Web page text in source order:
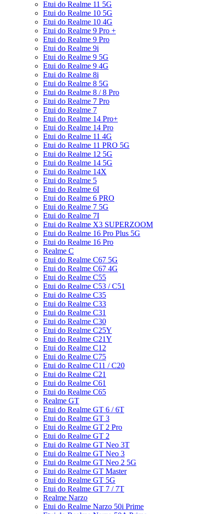
Etui do Realme 11 5G
Etui do Realme 10 5G
Etui do Realme 10 4G
Etui do Realme 9 Pro +
Etui do Realme 9 Pro
Etui do Realme 9i
Etui do Realme 9 5G
Etui do Realme 9 4G
Etui do Realme 8i
Etui do Realme 8 5G
Etui do Realme 8 / 8 Pro
Etui do Realme 7 Pro
Etui do Realme 7
Etui do Realme 14 Pro+
Etui do Realme 14 Pro
Etui do Realme 11 4G
Etui do Realme 11 PRO 5G
Etui do Realme 12 5G
Etui do Realme 14 5G
Etui do Realme 14X
Etui do Realme 5
Etui do Realme 6I
Etui do Realme 6 PRO
Etui do Realme 7 5G
Etui do Realme 7I
Etui do Realme X3 SUPERZOOM
Etui do Realme 16 Pro Plus 5G
Etui do Realme 16 Pro
Realme C
Etui do Realme C67 5G
Etui do Realme C67 4G
Etui do Realme C55
Etui do Realme C53 / C51
Etui do Realme C35
Etui do Realme C33
Etui do Realme C31
Etui do Realme C30
Etui do Realme C25Y
Etui do Realme C21Y
Etui do Realme C12
Etui do Realme C75
Etui do Realme C11 / C20
Etui do Realme C21
Etui do Realme C61
Etui do Realme C65
Realme GT
Etui do Realme GT 6 / 6T
Etui do Realme GT 3
Etui do Realme GT 2 Pro
Etui do Realme GT 2
Etui do Realme GT Neo 3T
Etui do Realme GT Neo 3
Etui do Realme GT Neo 2 5G
Etui do Realme GT Master
Etui do Realme GT 5G
Etui do Realme GT 7 / 7T
Realme Narzo
Etui do Realme Narzo 50i Prime